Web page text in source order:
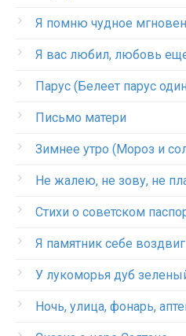
Я помню чудное
Я вас любил, любовь
Парус (Белеет парус
Письмо матери
Зимнее утро (Мороз и
Не жалею, не зову, не
Стихи о советском
Я памятник себе
У лукоморья дуб
Ночь, улица, фонарь,